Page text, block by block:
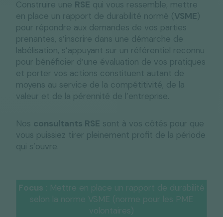
Construire une RSE qui vous ressemble, mettre
en place un rapport de durabilité normé (VSME)
pour répondre aux demandes de vos parties
prenantes, s’inscrire dans une démarche de
labélisation, s’appuyant sur un référentiel reconnu
pour bénéficier d’une évaluation de vos pratiques
et porter vos actions constituent autant de
moyens au service de la compétitivité, de la
valeur et de la pérennité de l’entreprise.
Nos consultants RSE sont à vos côtés pour que
vous puissiez tirer pleinement profit de la période
qui s’ouvre.
Focus : Mettre en place un rapport de durabilité
selon la norme VSME (norme pour les PME
volontaires)